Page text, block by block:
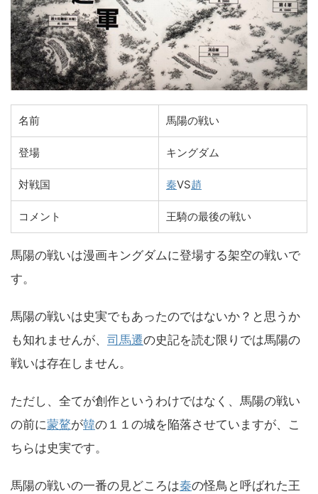
名前 馬陽の戦い
登場 キングダム
対戦国 秦VS趙
コメント 王騎の最後の戦い
馬陽の戦いは漫画キングダムに登場する架空の戦いで
す。
馬陽の戦いは史実でもあったのではないか？と思うか
も知れませんが、 司馬遷の史記を読む限りでは馬陽の
戦いは存在しません。
ただし、全てが創作というわけではなく、馬陽の戦い
の前に蒙驁が韓の１１の城を陥落させていますが、こ
ちらは史実です。
馬陽の戦いの一番の見どころは秦の怪鳥と呼ばれた王